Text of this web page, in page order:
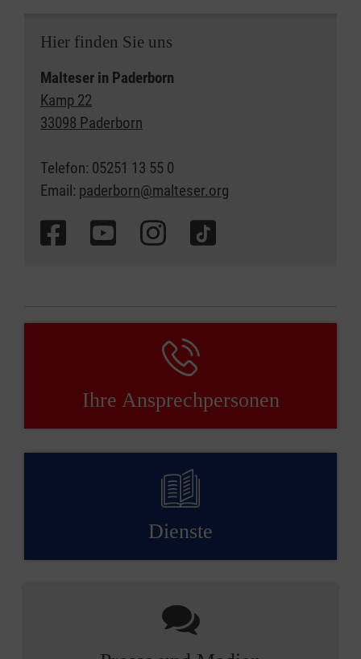
Hier finden Sie uns
Malteser in Paderborn
Kamp 22
33098 Paderborn
Telefon: 05251 13 55 0
Email: paderborn@malteser.org
Ihre Ansprechpersonen
Dienste